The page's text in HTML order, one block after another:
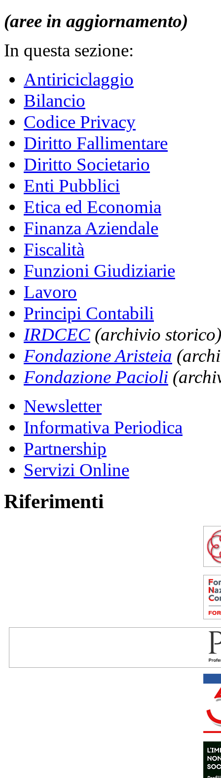
(aree in aggiornamento)
In questa sezione:
Antiriciclaggio
Bilancio
Codice Privacy
Diritto Fallimentare
Diritto Societario
Enti Pubblici
Etica ed Economia
Finanza Aziendale
Fiscalità
Funzioni Giudiziarie
Lavoro
Principi Contabili
IRDCEC (archivio storico)
Fondazione Aristeia
Fondazione Pacioli
Newsletter
Informativa Periodica
Partnership
Servizi Online
Riferimenti